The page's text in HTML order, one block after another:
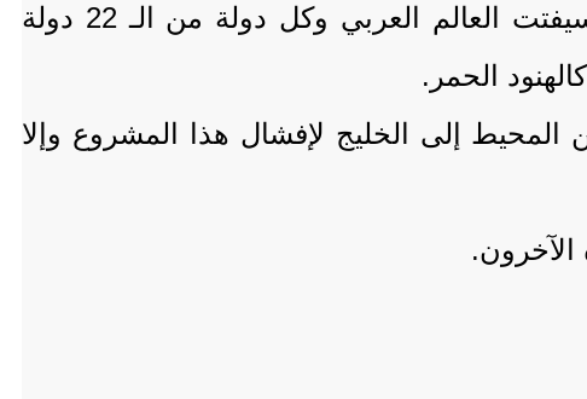
لويس من فرات سوريا إلى نيل مصر إلى المدينة المنورة ولكي تسود هذه الكبرى سيفتت العالم العربي وكل دولة من الـ 22 دولة
الحمر.
إلى الخليج لإفشال هذا المشروع وإلا
الآخرون.